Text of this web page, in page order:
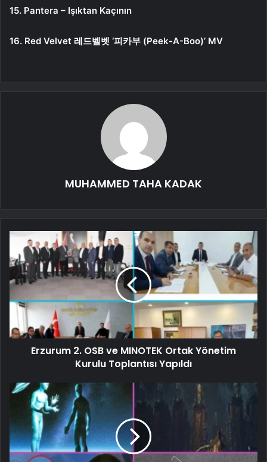
15. Pantera – Işıktan Kaçının
16. Red Velvet 레드벨벳 ‘피카부 (Peek-A-Boo)’ MV
MUHAMMED TAHA KADAK
Erzurum 2. OSB ve MINOTEK Ortak Yönetim
Kurulu Toplantısı Yapıldı